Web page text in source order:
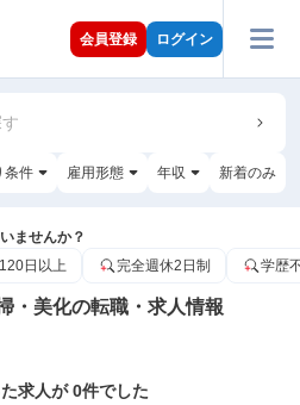
会員登録 ログイン
条件 雇用形態 年収 新着のみ
ませんか？
日以上 完全週休2日制 学歴
・美化の転職・求人情報
求人が 0件でした